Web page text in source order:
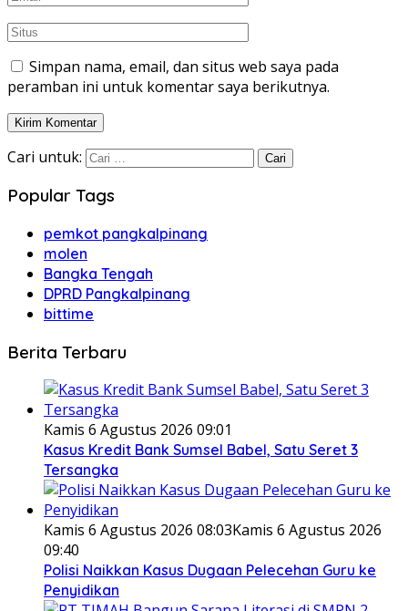
Simpan nama, email, dan situs web saya pada
peramban ini untuk komentar saya berikutnya.
Cari untuk:
Popular Tags
pemkot pangkalpinang
molen
Bangka Tengah
DPRD Pangkalpinang
bittime
Berita Terbaru
Kamis 6 Agustus 2026 09:01
Kasus Kredit Bank Sumsel Babel, Satu Seret 3
Tersangka
Kamis 6 Agustus 2026 08:03Kamis 6 Agustus 2026
09:40
Polisi Naikkan Kasus Dugaan Pelecehan Guru ke
Penyidikan